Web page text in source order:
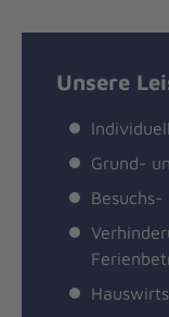
Unsere
Grund-